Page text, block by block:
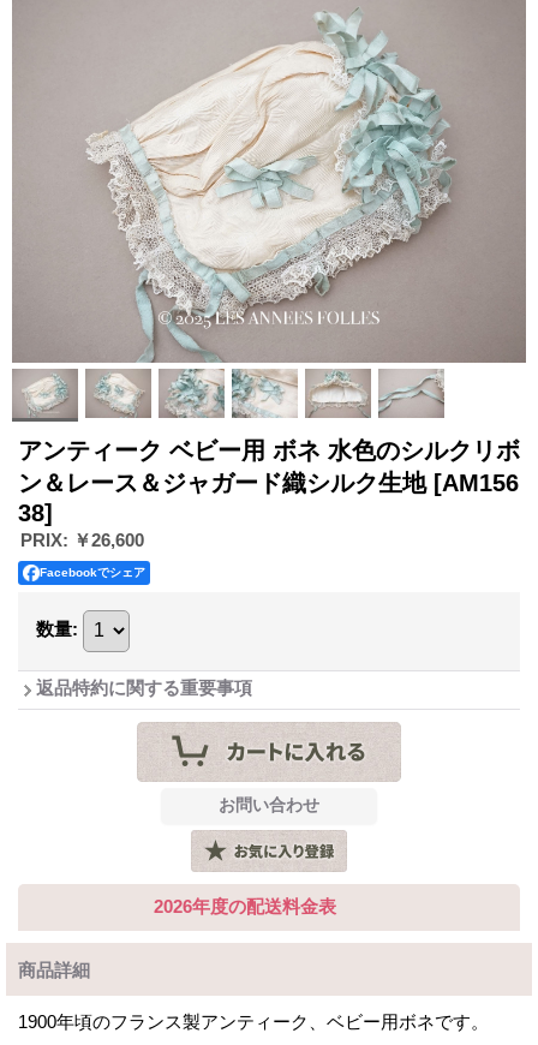
アンティーク ベビー用 ボネ 水色のシルクリボ
ン＆レース＆ジャガード織シルク生地 [AM156
38]
PRIX: ￥26,600
Facebookでシェア
数量:
返品特約に関する重要事項
2026年度の配送料金表
商品詳細
1900年頃のフランス製アンティーク、ベビー用ボネです。